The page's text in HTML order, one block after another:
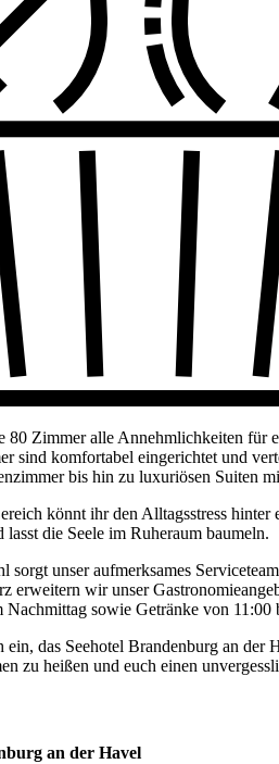
80 Zimmer alle Annehmlichkeiten
sind komfortabel eingerichtet und
bis hin zu luxuriösen Suiten
könnt ihr den Alltagsstress
lasst die Seele im Ruheraum baumeln.
sorgt unser aufmerksames
erweitern wir unser
sowie Getränke von
das Seehotel Brandenburg an der
zu heißen und euch einen
an der Havel